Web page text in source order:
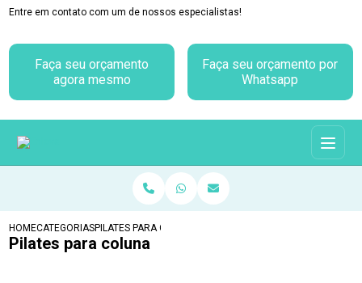
Entre em contato com um de nossos especialistas!
Faça seu orçamento
agora mesmo
Faça seu orçamento por
Whatsapp
HOMECATEGORIASPILATES PARA COLUNA
Pilates para coluna